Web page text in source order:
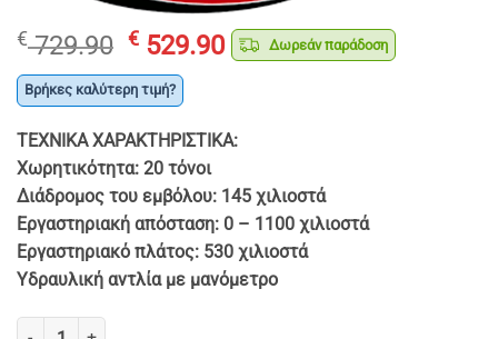
€729.90 Original
price
was:
€ 529.90Η
τρέχουσα
€ 529.90.
Δωρεάν παράδοση
Βρήκες καλύτερη τιμή?
ΤΕΧΝΙΚΑ ΧΑΡΑΚΤΗΡΙΣΤΙΚΑ:
Χωρητικότητα: 20 τόνοι
Διάδρομος του εμβόλου: 145 χιλιοστά
Εργαστηριακή απόσταση: 0 – 1100 χιλιοστά
Εργαστηριακό πλάτος: 530 χιλιοστά
Υδραυλική αντλία με μανόμετρο
ΥΔΡΑΥΛΙΚΗ ΠΡΕΣΑ 20 ΤΟΝΩΝ - ROCKFORCE ποσότητα